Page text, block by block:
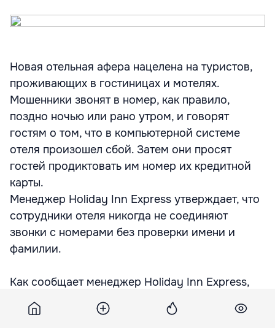
Новая отельная афера нацелена на туристов,
проживающих в гостиницах и мотелях.
Мошенники звонят в номер, как правило,
поздно ночью или рано утром, и говорят
гостям о том, что в компьютерной системе
отеля произошел сбой. Затем они просят
гостей продиктовать им номер их кредитной
карты.
Менеджер Holiday Inn Express утверждает, что
сотрудники отеля никогда не соединяют
звонки с номерами без проверки имени и
фамилии.
Как сообщает менеджер Holiday Inn Express,
Марк Кербер, "мы на самом деле не стали бы
звонить гостям в середине ночи. Мы в своей